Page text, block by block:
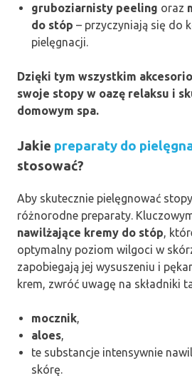
gruboziarnisty peeling oraz
do stóp – przyczyniają się do
pielęgnacji.
Dzięki tym wszystkim
swoje stopy w oazę relaksu i
domowym spa.
Jakie preparaty do
stosować?
Aby skutecznie pielęgnować
różnorodne preparaty.
nawilżające kremy do stóp,
optymalny poziom wilgoci w
zapobiegają jej wysuszeniu i
krem, zwróć uwagę na składniki
mocznik,
aloes,
te substancje intensywnie
skórę.